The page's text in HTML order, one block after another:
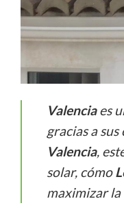
Valenciaes
gracias a
Valencia,
solar, cómo
maximizar